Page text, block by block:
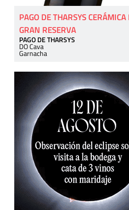
PAGO DE THARSYS CERÁMICA
GRAN RESERVA
PAGO DE THARSYS
DO Cava
Garnacha